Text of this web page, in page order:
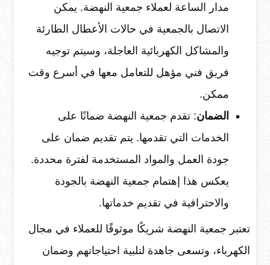
مدار الساعة لعملاء جمعية النهضة. يمكن
الاتصال بالجمعية في حالات الأعطال الطارئة
والمشاكل الكهربائية العاجلة، وسيتم توجيه
فريق فني مؤهل للتعامل معها في أسرع وقت
ممكن.
الضمان: تقدم جمعية النهضة ضمانًا على
الخدمات التي تقدمها. يتم تقديم ضمان على
جودة العمل والمواد المستخدمة لفترة محددة.
يعكس هذا إهتمام جمعية النهضة بالجودة
والاحترافية في تقديم خدماتها.
تعتبر جمعية النهضة شريكًا موثوقًا للعملاء في مجال
الكهرباء، وتسعى جاهدة لتلبية احتياجاتهم وضمان